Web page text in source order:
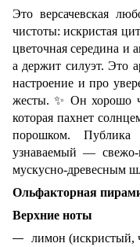
Это версачевская
чистоты: искристая
цветочная середина и
а держит силуэт. Это
настроение и про
жесты.✨ Он хорошо
которая пахнет
порошком.
узнаваемый — свежо-
мускусно-древесным
Ольфакторная
Верхние ноты
лимон (искристый,